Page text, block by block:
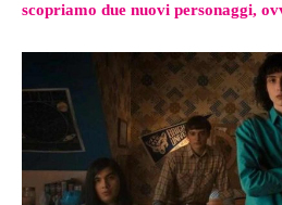
scopriamo due nuovi personaggi,